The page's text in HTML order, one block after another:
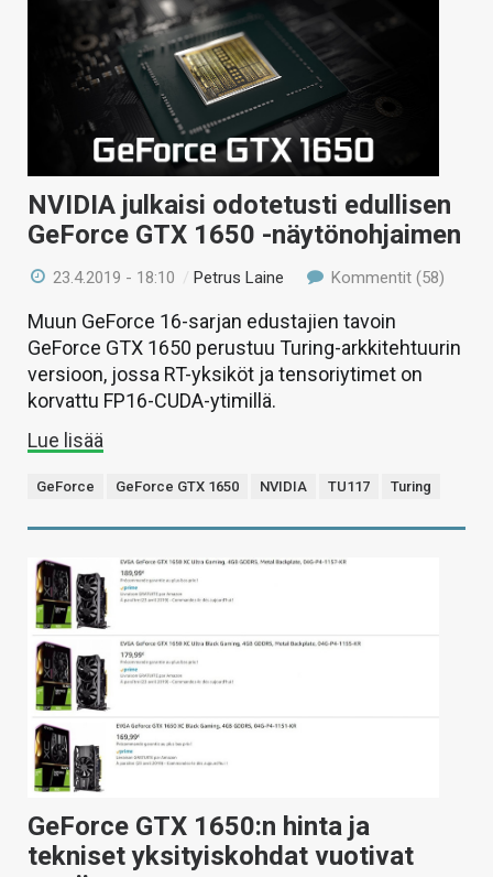
NVIDIA julkaisi odotetusti edullisen
GeForce GTX 1650 -näytönohjaimen
23.4.2019 - 18:10 /Petrus Laine Kommentit (58)
Muun GeForce 16-sarjan edustajien tavoin
GeForce GTX 1650 perustuu Turing-arkkitehtuurin
versioon, jossa RT-yksiköt ja tensoriytimet on
korvattu FP16-CUDA-ytimillä.
Lue lisää
GeForce GeForce GTX 1650 NVIDIA TU117 Turing
GeForce GTX 1650:n hinta ja
tekniset yksityiskohdat vuotivat